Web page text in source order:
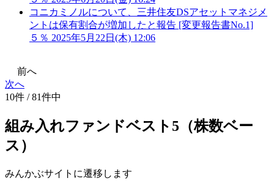
コニカミノルについて、三井住友DSアセットマネジメ
ントは保有割合が増加したと報告 [変更報告書No.1]
５％ 2025年5月22日(木) 12:06
前へ
次へ
10件 / 81件中
組み入れファンドベスト5（株数ベー
ス）
みんかぶサイトに遷移します